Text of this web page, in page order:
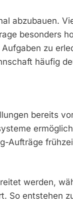
abzubauen.
besonders
zu
häufig
bereits
Aufträge
werden,
So entstehen